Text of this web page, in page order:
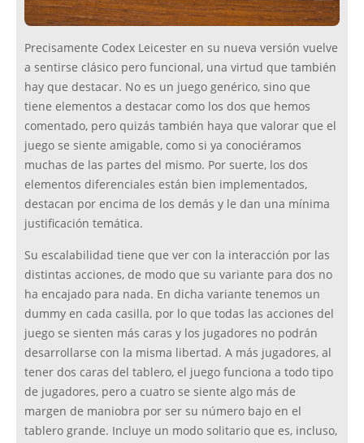
Precisamente Codex Leicester en su nueva versión vuelve
a sentirse clásico pero funcional, una virtud que también
hay que destacar. No es un juego genérico, sino que
tiene elementos a destacar como los dos que hemos
comentado, pero quizás también haya que valorar que el
juego se siente amigable, como si ya conociéramos
muchas de las partes del mismo. Por suerte, los dos
elementos diferenciales están bien implementados,
destacan por encima de los demás y le dan una mínima
justificación temática.
Su escalabilidad tiene que ver con la interacción por las
distintas acciones, de modo que su variante para dos no
ha encajado para nada. En dicha variante tenemos un
dummy en cada casilla, por lo que todas las acciones del
juego se sienten más caras y los jugadores no podrán
desarrollarse con la misma libertad. A más jugadores, al
tener dos caras del tablero, el juego funciona a todo tipo
de jugadores, pero a cuatro se siente algo más de
margen de maniobra por ser su número bajo en el
tablero grande. Incluye un modo solitario que es, incluso,